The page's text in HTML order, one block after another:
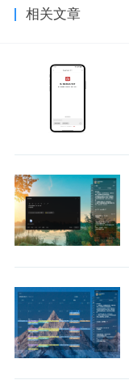
相关文章